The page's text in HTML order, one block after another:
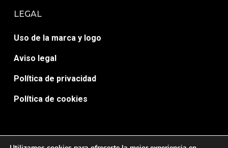
LEGAL
Uso de la marca y logo
Aviso legal
Política de privacidad
Política de cookies